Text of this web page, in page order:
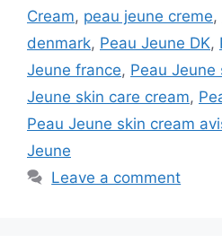
Cream, peau jeune creme,
denmark, Peau Jeune DK,
Jeune france, Peau Jeune
Jeune skin care cream,
Peau Jeune skin cream
Jeune
Leave a comment